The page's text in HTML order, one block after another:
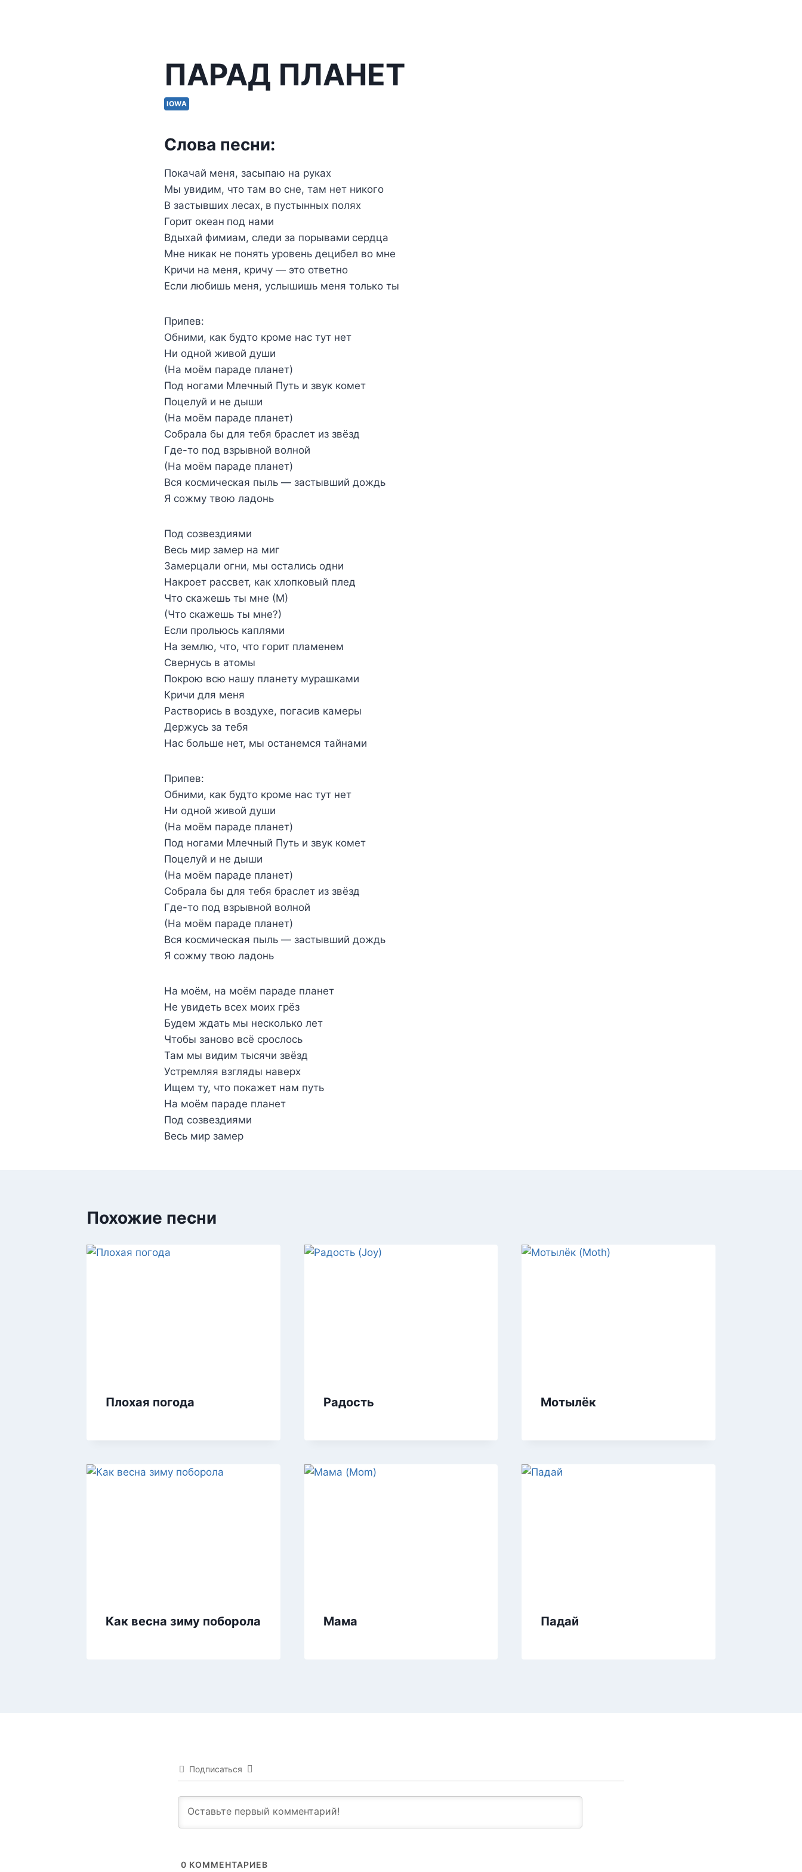
ПАРАД ПЛАНЕТ
IOWA
Слова песни:
Покачай меня, засыпаю на руках
Мы увидим, что там во сне, там нет никого
В застывших лесах, в пустынных полях
Горит океан под нами
Вдыхай фимиам, следи за порывами сердца
Мне никак не понять уровень децибел во мне
Кричи на меня, кричу — это ответно
Если любишь меня, услышишь меня только ты
Припев:
Обними, как будто кроме нас тут нет
Ни одной живой души
(На моём параде планет)
Под ногами Млечный Путь и звук комет
Поцелуй и не дыши
(На моём параде планет)
Собрала бы для тебя браслет из звёзд
Где-то под взрывной волной
(На моём параде планет)
Вся космическая пыль — застывший дождь
Я сожму твою ладонь
Под созвездиями
Весь мир замер на миг
Замерцали огни, мы остались одни
Накроет рассвет, как хлопковый плед
Что скажешь ты мне (М)
(Что скажешь ты мне?)
Если прольюсь каплями
На землю, что, что горит пламенем
Свернусь в атомы
Покрою всю нашу планету мурашками
Кричи для меня
Растворись в воздухе, погасив камеры
Держусь за тебя
Нас больше нет, мы останемся тайнами
Припев:
Обними, как будто кроме нас тут нет
Ни одной живой души
(На моём параде планет)
Под ногами Млечный Путь и звук комет
Поцелуй и не дыши
(На моём параде планет)
Собрала бы для тебя браслет из звёзд
Где-то под взрывной волной
(На моём параде планет)
Вся космическая пыль — застывший дождь
Я сожму твою ладонь
На моём, на моём параде планет
Не увидеть всех моих грёз
Будем ждать мы несколько лет
Чтобы заново всё срослось
Там мы видим тысячи звёзд
Устремляя взгляды наверх
Ищем ту, что покажет нам путь
На моём параде планет
Под созвездиями
Весь мир замер
Похожие песни
Плохая погода Радость Мотылёк
Как весна зиму поборола Мама Падай
Подписаться
0 КОММЕНТАРИЕВ